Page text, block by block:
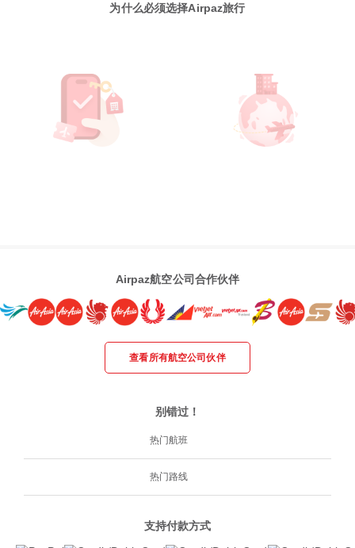
为什么必须选择Airpaz旅行
Airpaz航空公司合作伙伴
查看所有航空公司伙伴
别错过！
热门航班
热门路线
支持付款方式